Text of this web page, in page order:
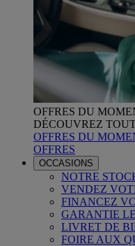
OFFRES DU
DÉCOUVREZ
OFFRES DU
OFFRES
OCCASIONS
NOTRE
VENDEZ
FINANCEZ
GARANTIE
LIVRET DE
FOIRE AUX